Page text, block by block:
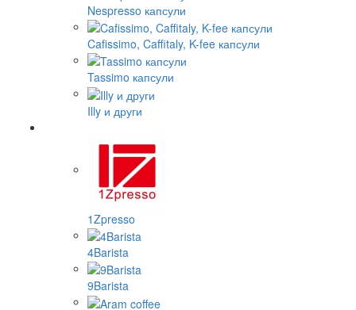
Nespresso капсули
Cafissimo, Caffitaly, K-fee капсули
Tassimo капсули
Illy и други
1Zpresso
4Barista
9Barista